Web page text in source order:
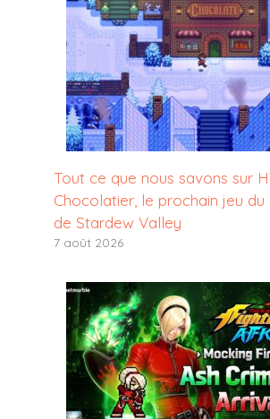
Tout ce que nous savons sur
Chocolatier, le prochain jeu
de Stardew Valley
7 août 2026